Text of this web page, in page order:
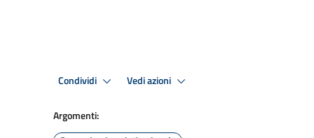
Condividi Vedi azioni
Argomenti: